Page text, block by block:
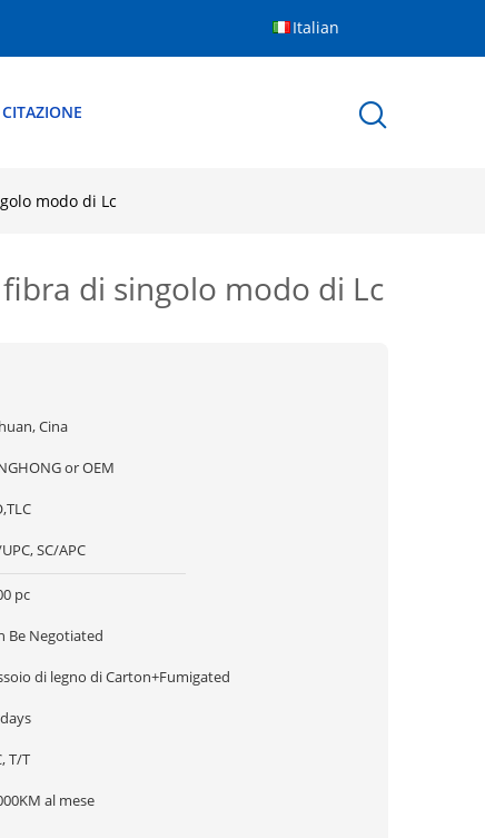
Italian
modo di Lc
di singolo modo di Lc
Cina
or OEM
SC/APC
pc
Be Negotiated
di legno di Carton+Fumigated
T/T
al mese